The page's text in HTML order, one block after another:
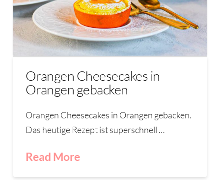
Orangen Cheesecakes in
Orangen gebacken
Orangen Cheesecakes in Orangen gebacken.
Das heutige Rezept ist superschnell …
Read More